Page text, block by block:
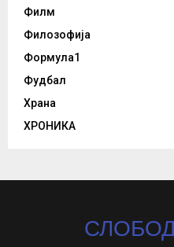
Филм
Филозофија
Формула1
Фудбал
Храна
ХРОНИКА